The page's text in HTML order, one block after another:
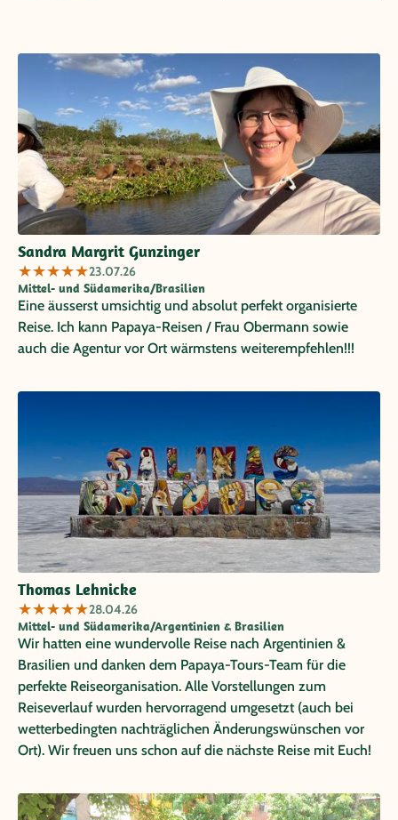
Sandra Margrit Gunzinger
★★★★★23.07.26
Mittel- und Südamerika/Brasilien
Eine äusserst umsichtig und absolut perfekt organisierte
Reise. Ich kann Papaya-Reisen / Frau Obermann sowie
auch die Agentur vor Ort wärmstens weiterempfehlen!!!
Thomas Lehnicke
★★★★★28.04.26
Mittel- und Südamerika/Argentinien & Brasilien
Wir hatten eine wundervolle Reise nach Argentinien &
Brasilien und danken dem Papaya-Tours-Team für die
perfekte Reiseorganisation. Alle Vorstellungen zum
Reiseverlauf wurden hervorragend umgesetzt (auch bei
wetterbedingten nachträglichen Änderungswünschen vor
Ort). Wir freuen uns schon auf die nächste Reise mit Euch!